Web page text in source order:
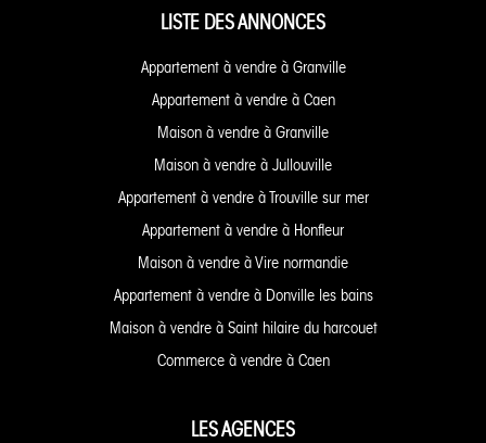
LISTE DES ANNONCES
Appartement à vendre à Granville
Appartement à vendre à Caen
Maison à vendre à Granville
Maison à vendre à Jullouville
Appartement à vendre à Trouville sur mer
Appartement à vendre à Honfleur
Maison à vendre à Vire normandie
Appartement à vendre à Donville les bains
Maison à vendre à Saint hilaire du harcouet
Commerce à vendre à Caen
LES AGENCES